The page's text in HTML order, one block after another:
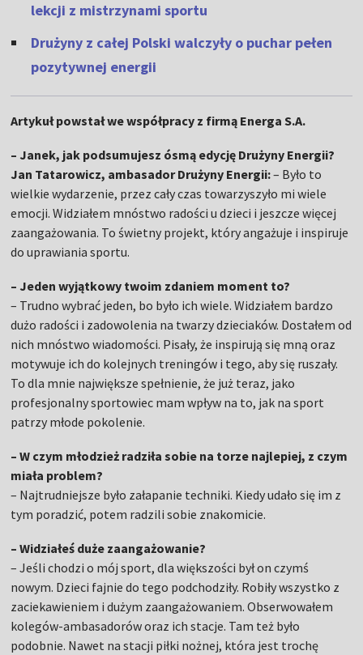
lekcji z mistrzynami sportu
Drużyny z całej Polski walczyły o puchar pełen
pozytywnej energii
Artykuł powstał we współpracy z firmą Energa S.A.
– Janek, jak podsumujesz ósmą edycję Drużyny Energii?
Jan Tatarowicz, ambasador Drużyny Energii:– Było to
wielkie wydarzenie, przez cały czas towarzyszyło mi wiele
emocji. Widziałem mnóstwo radości u dzieci i jeszcze więcej
zaangażowania. To świetny projekt, który angażuje i inspiruje
do uprawiania sportu.
– Jeden wyjątkowy twoim zdaniem moment to?
– Trudno wybrać jeden, bo było ich wiele. Widziałem bardzo
dużo radości i zadowolenia na twarzy dzieciaków. Dostałem od
nich mnóstwo wiadomości. Pisały, że inspirują się mną oraz
motywuje ich do kolejnych treningów i tego, aby się ruszały.
To dla mnie największe spełnienie, że już teraz, jako
profesjonalny sportowiec mam wpływ na to, jak na sport
patrzy młode pokolenie.
– W czym młodzież radziła sobie na torze najlepiej, z czym
miała problem?
– Najtrudniejsze było załapanie techniki. Kiedy udało się im z
tym poradzić, potem radzili sobie znakomicie.
– Widziałeś duże zaangażowanie?
– Jeśli chodzi o mój sport, dla większości był on czymś
nowym. Dzieci fajnie do tego podchodziły. Robiły wszystko z
zaciekawieniem i dużym zaangażowaniem. Obserwowałem
kolegów-ambasadorów oraz ich stacje. Tam też było
podobnie. Nawet na stacji piłki nożnej, która jest trochę